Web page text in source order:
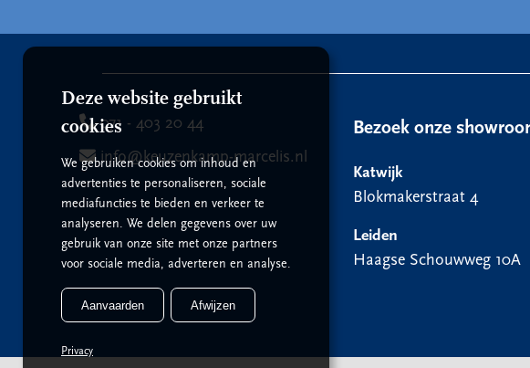
071 - 403 20 44
info@keuzenkamp-marcelis.nl
Bezoek onze
Katwijk
Blokmakerstraat 4
Leiden
Haagse Schouwweg 10A
Deze website gebruikt
cookies
We gebruiken cookies om inhoud en
advertenties te personaliseren, sociale
mediafuncties te bieden en verkeer te
analyseren. We delen gegevens over uw
gebruik van onze site met onze partners
voor sociale media, adverteren en analyse.
Aanvaarden Afwijzen
Privacy